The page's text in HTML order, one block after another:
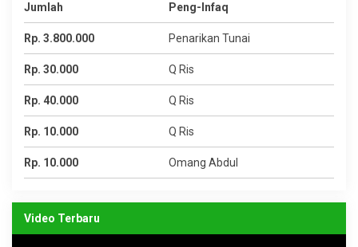
Jumlah Peng-Infaq
Rp. 3.800.000 Penarikan Tunai
Rp. 30.000 Q Ris
Rp. 40.000 Q Ris
Rp. 10.000 Q Ris
Rp. 10.000 Omang Abdul
Video Terbaru